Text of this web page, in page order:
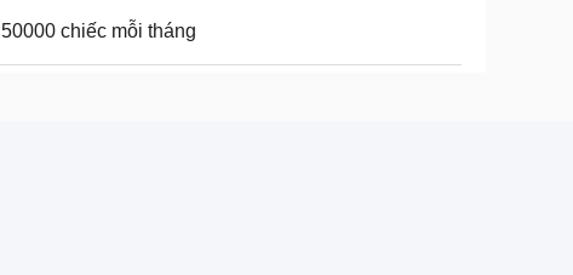
50000 chiếc mỗi tháng